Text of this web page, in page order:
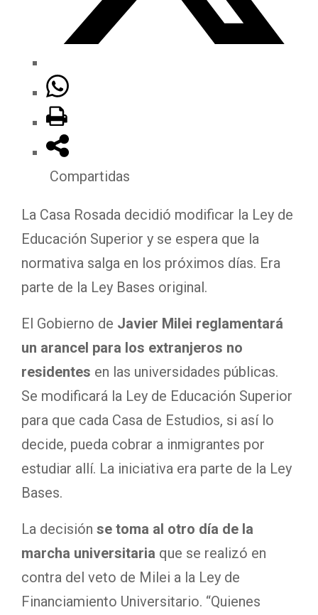
Compartidas
La Casa Rosada decidió modificar la Ley de
Educación Superior y se espera que la
normativa salga en los próximos días. Era
parte de la Ley Bases original.
El Gobierno de Javier Milei reglamentará
un arancel para los extranjeros no
residentes en las universidades públicas.
Se modificará la Ley de Educación Superior
para que cada Casa de Estudios, si así lo
decide, pueda cobrar a inmigrantes por
estudiar allí. La iniciativa era parte de la Ley
Bases.
La decisión se toma al otro día de la
marcha universitaria que se realizó en
contra del veto de Milei a la Ley de
Financiamiento Universitario. “Quienes